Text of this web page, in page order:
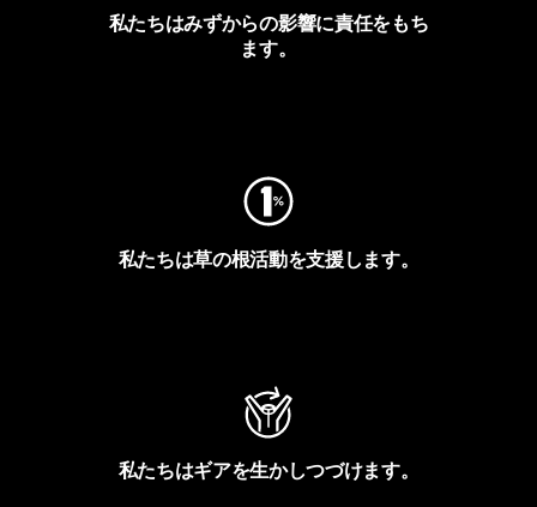
私たちはみずからの影響に責任をもち
ます。
私たちは草の根活動を支援します。
私たちはギアを生かしつづけます。